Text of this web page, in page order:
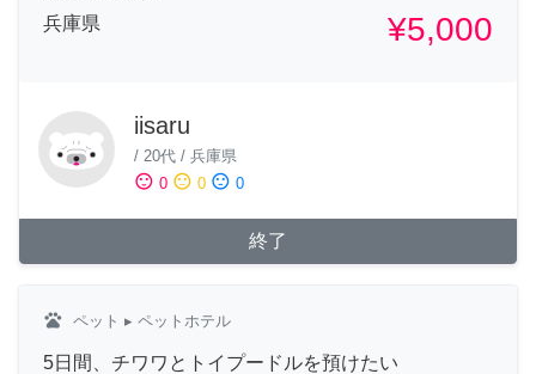
兵庫県
¥5,000
iisaru
/ 20代 / 兵庫県
sentiment_satisfied 0 sentiment_neutral 0 sentiment_dissatisfied 0
終了
pets ペット ▸ ペットホテル
5日間、チワワとトイプードルを預けたい